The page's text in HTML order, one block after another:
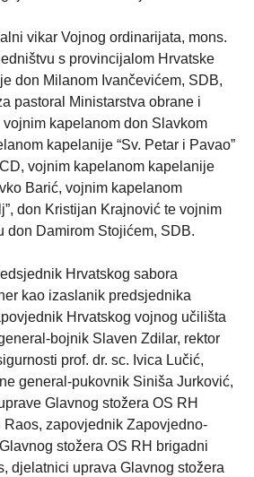
vikar Vojnog ordinarijata, mons.
s provincijalom Hrvatske
don Milanom Ivančevićem, SDB,
pastoral Ministarstva obrane i
kapelanom don Slavkom
kapelanije “Sv. Petar i Pavao”
vojnim kapelanom kapelanije
Barić, vojnim kapelanom
don Kristijan Krajnović te vojnim
don Damirom Stojićem, SDB.
Hrvatskog sabora
kao izaslanik predsjednika
Hrvatskog vojnog učilišta
bojnik Slaven Zdilar, rektor
prof. dr. sc. Ivica Lučić,
general-pukovnik Siniša Jurković,
Glavnog stožera OS RH
Raos, zapovjednik Zapovjedno-
stožera OS RH brigadni
djelatnici uprava Glavnog stožera